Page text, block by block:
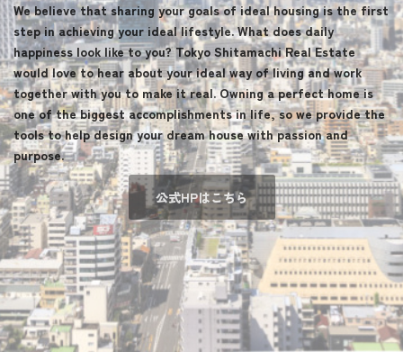
We believe that sharing your goals of ideal housing is the first
step in achieving your ideal lifestyle. What does daily
happiness look like to you? Tokyo Shitamachi Real Estate
would love to hear about your ideal way of living and work
together with you to make it real. Owning a perfect home is
one of the biggest accomplishments in life, so we provide the
tools to help design your dream house with passion and
purpose.
公式HPはこちら